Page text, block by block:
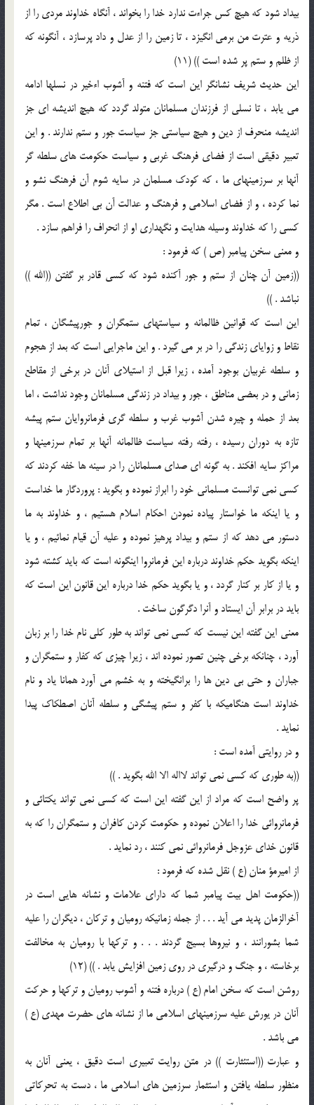
بیداد شود که هیچ کس جراءت ندارد خدا را بخواند ، آنگاه خداوند مردی را از
ذریه و عترت من برمی انگیزد ، تا زمین را از عدل و داد پرسازد ، آنگونه که
از ظلم و ستم پر شده است )) (11)
این حدیث شریف نشانگر این است که فتنه و آشوب اءخیر در نسلها ادامه
می یابد ، تا نسلی از فرزندان مسلمانان متولد گردد که هیچ اندیشه ای جز
اندیشه منحرف از دین و هیچ سیاستی جز سیاست جور و ستم ندارند . و این
تعبیر دقیقی است از فضای فرهنگ غربی و سیاست حکومت های سلطه گر
آنها بر سرزمینهای ما ، که کودک مسلمان در سایه شوم آن فرهنگ نشو و
نما کرده ، و از فضای اسلامی و فرهنگ و عدالت آن بی اطلاع است . مگر
کسی را که خداوند وسیله هدایت و نگهداری او از انحراف را فراهم سازد .
و معنی سخن پیامبر (ص ) که فرمود :
((زمین آن چنان از ستم و جور آکنده شود که کسی قادر بر گفتن ((الله ))
نباشد . ))
این است که قوانین ظالمانه و سیاستهای ستمگران و جورپیشگان ، تمام
نقاط و زوایای زندگی را در بر می گیرد . و این ماجرایی است که بعد از هجوم
و سلطه غربیان بوجود آمده ، زیرا قبل از استیلای آنان در برخی از مقاطع
زمانی و در بعضی مناطق ، جور و بیداد در زندگی مسلمانان وجود نداشت ، اما
بعد از حمله و چیره شدن آشوب غرب و سلطه گری فرمانروایان ستم پیشه
تازه به دوران رسیده ، رفته رفته سیاست ظالمانه آنها بر تمام سرزمینها و
مراکز سایه افکند . به گونه ای صدای مسلمانان را در سینه ها خفه کردند که
کسی نمی توانست مسلمانی خود را ابراز نموده و بگوید : پروردگار ما خداست
و یا اینکه ما خواستار پیاده نمودن احکام اسلام هستیم ، و خداوند به ما
دستور می دهد که از ستم و بیداد پرهیز نموده و علیه آن قیام نمائیم ، و یا
اینکه بگوید حکم خداوند درباره این فرمانروا اینگونه است که باید کشته شود
و یا از کار بر کنار گردد ، و یا بگوید حکم خدا درباره این قانون این است که
باید در برابر آن ایستاد و آنرا دگرگون ساخت .
معنی این گفته این نیست که کسی نمی تواند به طور کلی نام خدا را بر زبان
آورد ، چنانکه برخی چنین تصور نموده اند ، زیرا چیزی که کفار و ستمگران و
جباران و حتی بی دین ها را برانگیخته و به خشم می آورد همانا یاد و نام
خداوند است هنگامیکه با کفر و ستم پیشگی و سلطه آنان اصطکاک پیدا
نماید .
و در روایتی آمده است :
((به طوری که کسی نمی تواند لااله الا الله بگوید . ))
پر واضح است که مراد از این گفته این است که کسی نمی تواند یکتائی و
فرمانروائی خدا را اعلان نموده و حکومت کردن کافران و ستمگران را که به
قانون خدای عزوجل فرمانروائی نمی کنند ، رد نماید .
از امیرمؤ منان (ع ) نقل شده که فرمود :
((حکومت اهل بیت پیامبر شما که دارای علامات و نشانه هایی است در
آخرالزمان پدید می آید . . . از جمله زمانیکه رومیان و ترکان ، دیگران را علیه
شما بشورانند ، و نیروها بسیج گردند . . . و ترکها با رومیان به مخالفت
برخاسته ، و جنگ و درگیری در روی زمین افزایش یابد . )) (12)
روشن است که سخن امام (ع ) درباره فتنه و آشوب رومیان و ترکها و حرکت
آنان در یورش علیه سرزمینهای اسلامی ما از نشانه های حضرت مهدی (ع )
می باشد .
و عبارت ((استئثارت )) در متن روایت تعبیری است دقیق ، یعنی آنان به
منظور سلطه یافتن و استثمار سرزمین های اسلامی ما ، دست به تحرکاتی